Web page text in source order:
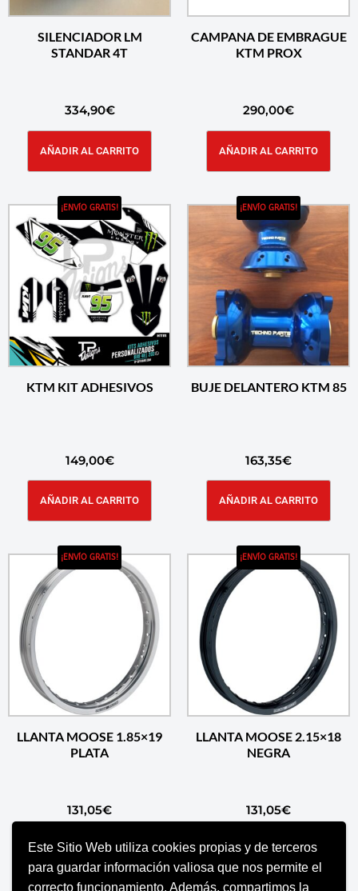
Este Sitio Web utiliza cookies propias y de terceros
para guardar información valiosa que nos permite el
correcto funcionamiento. Además, compartimos la
SILENCIADOR LM
STANDAR 4T
334,90€
AÑADIR AL CARRITO
CAMPANA DE EMBRAGUE
KTM PROX
290,00€
AÑADIR AL CARRITO
¡ENVÍO GRATIS!
KTM KIT ADHESIVOS
149,00€
AÑADIR AL CARRITO
¡ENVÍO GRATIS!
BUJE DELANTERO KTM 85
163,35€
AÑADIR AL CARRITO
¡ENVÍO GRATIS!
LLANTA MOOSE 1.85×19
PLATA
131,05€
AÑADIR AL CARRITO
¡ENVÍO GRATIS!
LLANTA MOOSE 2.15×18
NEGRA
131,05€
AÑADIR AL CARRITO